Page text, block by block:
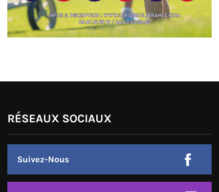
RÉSEAUX SOCIAUX
Suivez-Nous